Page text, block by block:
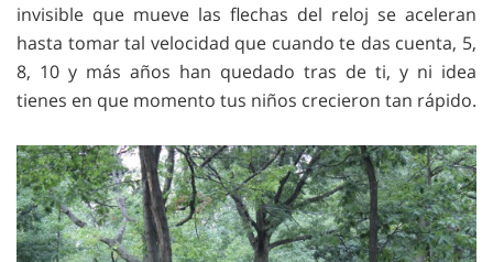
invisible que mueve las flechas del reloj se aceleran
hasta tomar tal velocidad que cuando te das cuenta, 5,
8, 10 y más años han quedado tras de ti, y ni idea
tienes en que momento tus niños crecieron tan rápido.